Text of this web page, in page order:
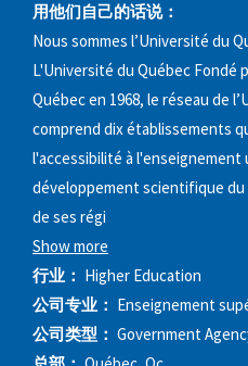
用他们自己的话说：
Nous sommes l’Université du
L'Université du Québec Fondé
Québec en 1968, le réseau de
comprend dix établissements
l'accessibilité à
développement scientifique
de ses régi
Show more
行业： Higher Education
公司专业： Enseignement
公司类型： Government